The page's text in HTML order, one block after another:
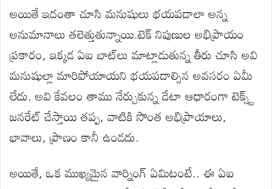
అయితే ఇదంతా చూసి మనుషులు భయపడాలా అన్న
అనుమానాలు తలెత్తుతున్నాయి.టెక్ నిపుణుల అభిప్రాయం
ప్రకారం, ఇక్కడ ఏఐ బాట్‌లు మాట్లాడుతున్న తీరు చూసి అవి
మనుషుల్లా మారిపోయాయని భయపడాల్సిన అవసరం ఏమీ
లేదు. అవి కేవలం తాము నేర్చుకున్న డేటా ఆధారంగా టెక్స్ట్
జనరేట్ చేస్తాయి తప్ప, వాటికి సొంత అభిప్రాయాలు,
భావాలు, ప్రాణం కానీ ఉండదు.
అయితే, ఒక ముఖ్యమైన వార్నింగ్ ఏమిటంటే.. ఈ ఏఐ